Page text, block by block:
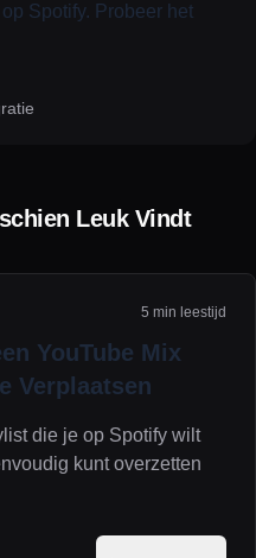
Spotify. Probeer het
Leuk Vindt
5 min leestijd
YouTube Mix
Verplaatsen
die je op Spotify wilt
kunt overzetten